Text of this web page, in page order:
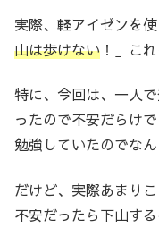
実際、軽アイゼンを
山は歩けない ！」こ
特に、今回は、一人
ったので不安だらけ
勉強していたのでな
だけど、実際あまり
不安だったら下山す